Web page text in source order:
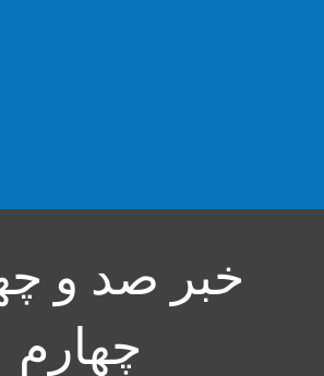
خبر صد و
چهارم